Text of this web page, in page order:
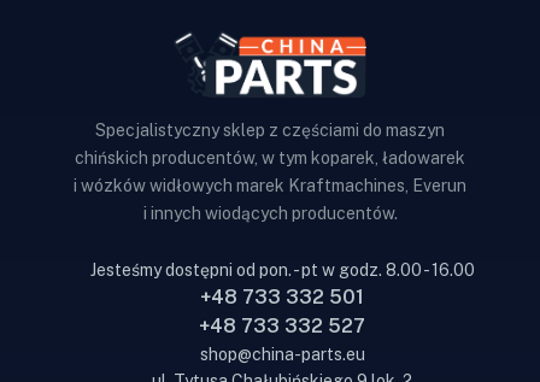
Specjalistyczny sklep z częściami do maszyn
chińskich producentów, w tym koparek, ładowarek
i wózków widłowych marek Kraftmachines, Everun
i innych wiodących producentów.
Jesteśmy dostępni od pon. - pt w godz. 8.00 - 16.00
+48 733 332 501
+48 733 332 527
shop@china-parts.eu